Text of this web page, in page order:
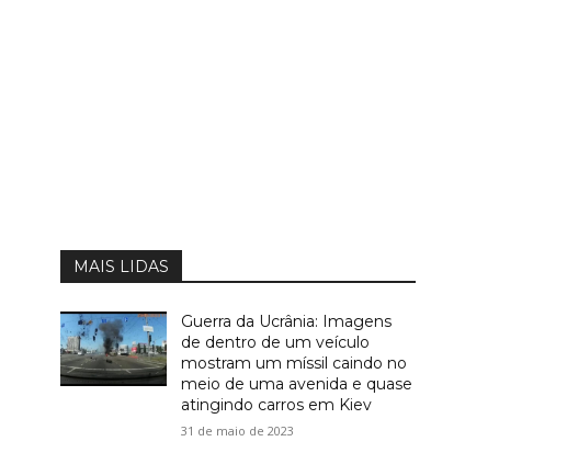
MAIS LIDAS
Guerra da Ucrânia: Imagens
de dentro de um veículo
mostram um míssil caindo no
meio de uma avenida e quase
atingindo carros em Kiev
31 de maio de 2023